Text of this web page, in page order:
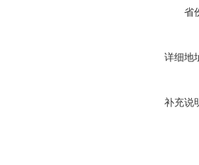
省
详细地
补充说